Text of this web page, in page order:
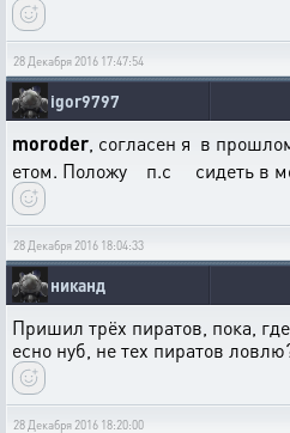
28 Декабря 2016 17:47:54
igor9797
moroder , согласен я в
етом. Положу п.с сидеть в
28 Декабря 2016 18:04:33
никанд
Пришил трёх пиратов, пока,
есно нуб, не тех пиратов
28 Декабря 2016 18:20:00